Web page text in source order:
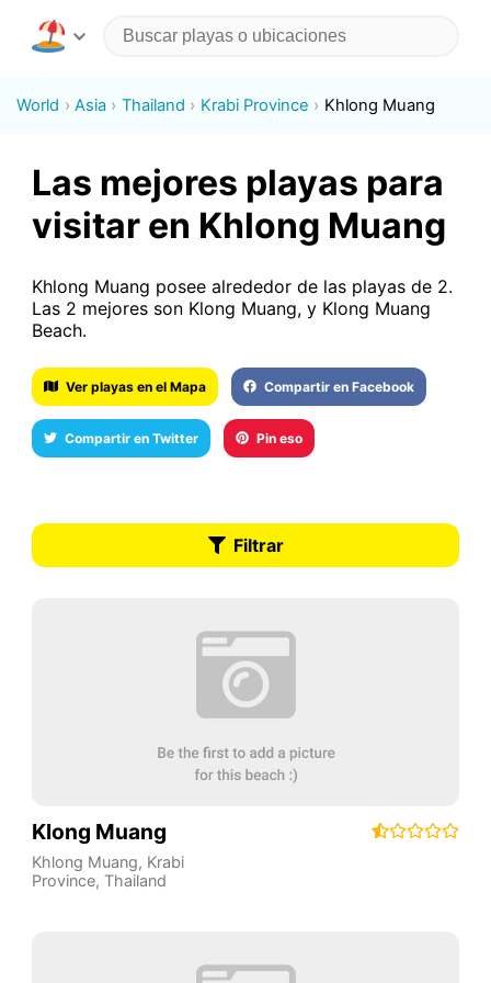
World Asia Thailand Krabi Province Khlong Muang
Las mejores playas para
visitar en Khlong Muang
Khlong Muang posee alrededor de las playas de 2.
Las 2 mejores son Klong Muang, y Klong Muang
Beach.
Ver playas en el Mapa Compartir en Facebook
Compartir en Twitter Pin eso
Filtrar
Klong Muang
Khlong Muang, Krabi
Province, Thailand